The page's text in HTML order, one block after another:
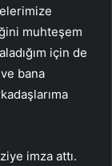
muhteşem
için de
bana
imza attı.